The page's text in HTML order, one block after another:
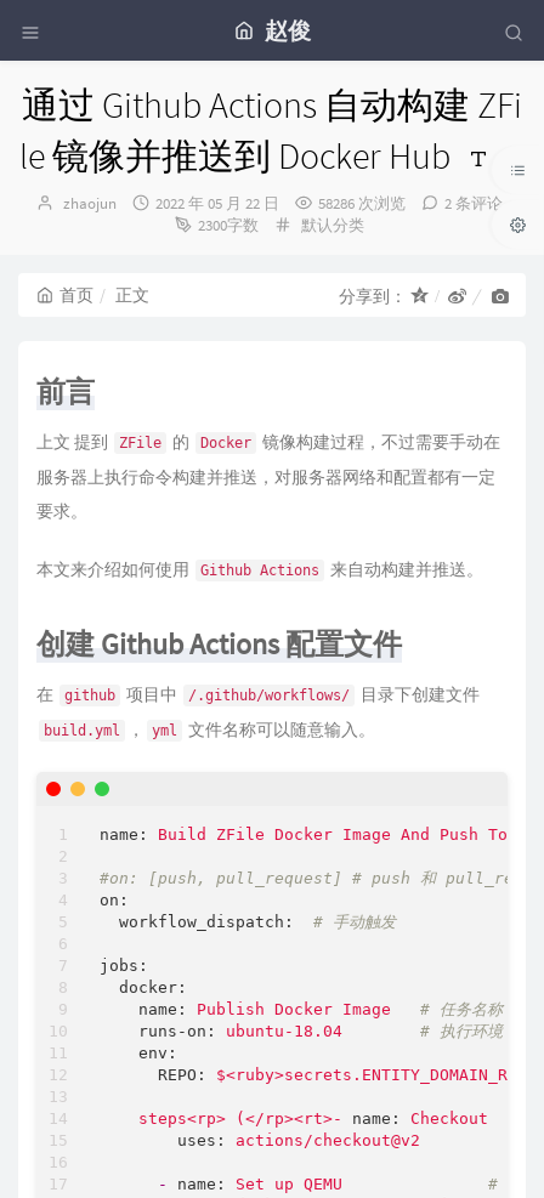
赵俊
通过 Github Actions 自动构建 ZFi
le 镜像并推送到 Docker Hub
博
zhaojun
发
2022 年 05 月 22 日 58286 次浏览
2 条评论
2300字数
分
默认分类
首页 正文 分享到：
前言
上文 提到 ZFile 的 Docker
镜像构建过程，不过需要手动在
服务器上执行命令构建并推送，对服务器网络和配置都有一定
要求。
本文来介绍如何使用 Github Actions 来自动构建并推送。
创建 Github Actions 配置文件
在 github 项目中 /.github/workflows/ 目录下创建文件
build.yml ， yml 文件名称可以随意输入。
name: Build ZFile Docker Image And Push To
#on: [push, pull_request] # push 和
on:
workflow_dispatch:
# 手动触发
jobs:
docker:
name:
Publish Docker Image
# 任务名称
runs-on:
ubuntu-18.04
# 执行环境
env:
REPO:
$<ruby>secrets.ENTITY_DOMAIN_REPO
steps<rp> (</rp><rt>- name:
Checkout
uses:
actions/checkout@v2
- name: Set up QEMU
# 设置